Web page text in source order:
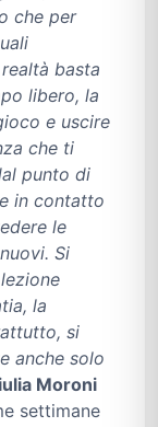
che per
basta
libero, la
e uscire
che ti
punto di
in contatto
le
Si
la
si
anche solo
Moroni
settimane